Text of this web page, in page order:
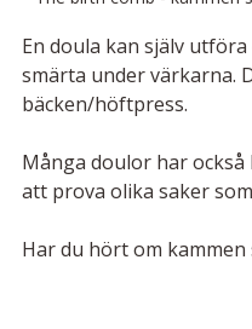
En doula kan själv
smärta under värkarna.
bäcken/höftpress.
Många doulor har
att prova olika saker
Har du hört om